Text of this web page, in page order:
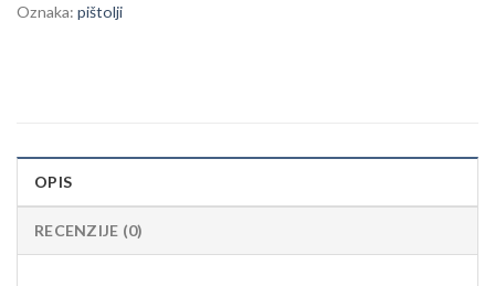
Oznaka: pištolji
OPIS
RECENZIJE (0)